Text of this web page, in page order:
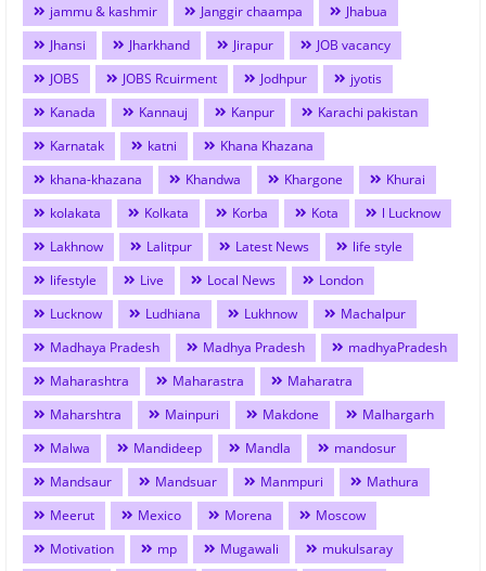
jammu & kashmir
Janggir chaampa
Jhabua
Jhansi
Jharkhand Jirapur
JOB vacancy
JOBS
JOBS Rcuirment Jodhpur
jyotis
Kanada
Kannauj Kanpur
Karachi pakistan
Karnatak
katni
Khana Khazana
khana-khazana
Khandwa Khargone
Khurai
kolakata
Kolkata Korba Kota
l Lucknow
Lakhnow
Lalitpur Latest News
life style
lifestyle
Live Local News
London
Lucknow
Ludhiana Lukhnow
Machalpur
Madhaya Pradesh
Madhya Pradesh
madhyaPradesh
Maharashtra
Maharastra
Maharatra
Maharshtra
Mainpuri Makdone
Malhargarh
Malwa
Mandideep Mandla
mandosur
Mandsaur
Mandsuar Manmpuri
Mathura
Meerut
Mexico Morena
Moscow
Motivation
mp Mugawali
mukulsaray